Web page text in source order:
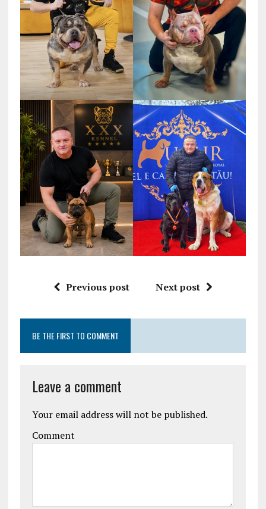
Previous post Next post
BE THE FIRST TO COMMENT
Leave a comment
Your email address will not be published.
Comment